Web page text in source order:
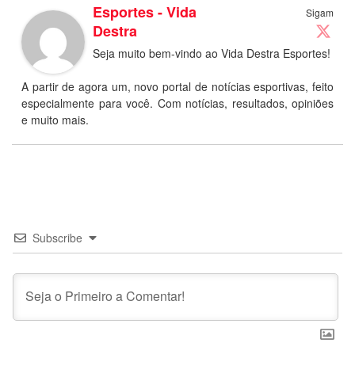
Sigam
Esportes - Vida
Destra
Seja muito bem-vindo ao Vida Destra Esportes!
A partir de agora um, novo portal de notícias esportivas, feito
especialmente para você. Com notícias, resultados, opiniões
e muito mais.
Subscribe